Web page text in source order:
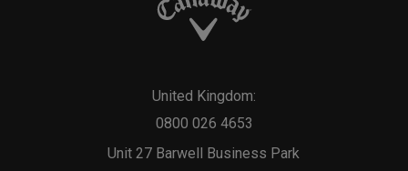
Unit 27 Barwell Business Park
United Kingdom:
0800 026 4653